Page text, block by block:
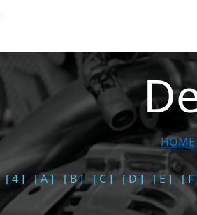
HOME
[ 4 ] [ A ] [ B ] [ C ] [ D ] [ E ] [ F